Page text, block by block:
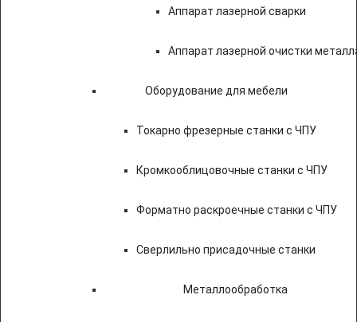
Аппарат лазерной сварки
Аппарат лазерной очистки
Оборудование для мебели
Токарно фрезерные станки с ЧПУ
Кромкооблицовочные станки с ЧПУ
Форматно раскроечные станки с ЧПУ
Сверлильно присадочные станки
Металлообработка